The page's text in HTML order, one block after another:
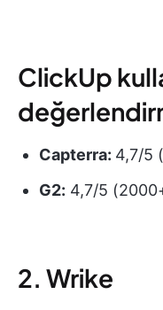
ClickUp
Capterra: 4,7/5
G2: 4,7/5
2. Wrike